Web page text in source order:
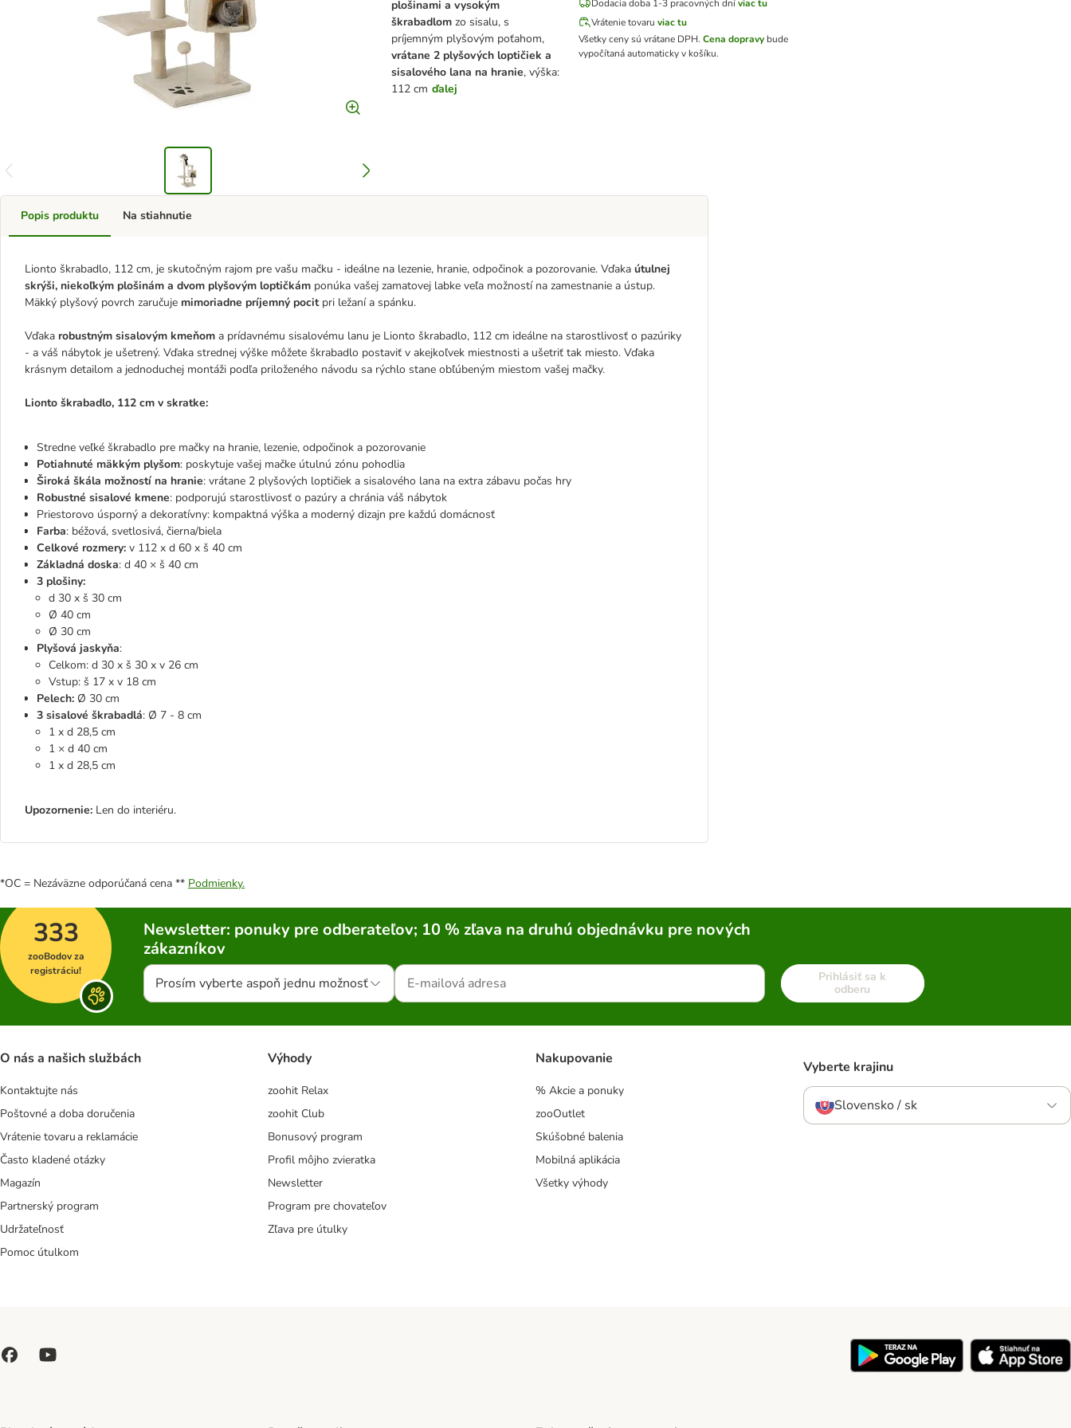
plošinami a vysokým
škrabadlom zo sisalu, s
príjemným plyšovým poťahom,
vrátane 2 plyšových loptičiek a
sisalového lana na hranie, výška:
112 cm ďalej
Dodacia doba 1-3 pracovných dní viac tu
Vrátenie tovaru viac tu
Všetky ceny sú vrátane DPH.Cena dopravy bude
vypočítaná automaticky v košíku.
Popis produktu
Lionto škrabadlo, 112 cm, je skutočným rajom pre vašu mačku - ideálne na lezenie, hranie, odpočinok a pozorovanie. Vďaka útulnej
skrýši, niekoľkým plošinám a dvom plyšovým loptičkám ponúka vašej zamatovej labke veľa možností na zamestnanie a ústup.
Mäkký plyšový povrch zaručuje mimoriadne príjemný pocit pri ležaní a spánku.
Vďaka robustným sisalovým kmeňom a prídavnému sisalovému lanu je Lionto škrabadlo, 112 cm ideálne na starostlivosť o pazúriky
- a váš nábytok je ušetrený. Vďaka strednej výške môžete škrabadlo postaviť v akejkoľvek miestnosti a ušetriť tak miesto. Vďaka
krásnym detailom a jednoduchej montáži podľa priloženého návodu sa rýchlo stane obľúbeným miestom vašej mačky.
Lionto škrabadlo, 112 cm v skratke:
Stredne veľké škrabadlo pre mačky na hranie, lezenie, odpočinok a pozorovanie
Potiahnuté mäkkým plyšom: poskytuje vašej mačke útulnú zónu pohodlia
Široká škála možností na hranie: vrátane 2 plyšových loptičiek a sisalového lana na extra zábavu počas hry
Robustné sisalové kmene: podporujú starostlivosť o pazúry a chránia váš nábytok
Priestorovo úsporný a dekoratívny: kompaktná výška a moderný dizajn pre každú domácnosť
Farba: béžová, svetlosivá, čierna/biela
Celkové rozmery: v 112 x d 60 x š 40 cm
Základná doska: d 40 × š 40 cm
3 plošiny:
d 30 x š 30 cm
Ø 40 cm
Ø 30 cm
Plyšová jaskyňa:
Celkom: d 30 x š 30 x v 26 cm
Vstup: š 17 x v 18 cm
Pelech: Ø 30 cm
3 sisalové škrabadlá: Ø 7 - 8 cm
1 x d 28,5 cm
1 × d 40 cm
1 x d 28,5 cm
Upozornenie: Len do interiéru.
Na stiahnutie
*OC = Nezáväzne odporúčaná cena ** Podmienky.
333
zooBodov za
registráciu!
Newsletter: ponuky pre odberateľov; 10 % zľava na druhú objednávku pre nových
zákazníkov
Prosím vyberte aspoň jednu možnosť
Prihlásiť sa k
odberu
O nás a našich službách
Kontaktujte nás
Poštovné a doba doručenia
Vrátenie tovaru a reklamácie
Často kladené otázky
Magazín
Partnerský program
Udržateľnosť
Pomoc útulkom
Výhody
zoohit Relax
zoohit Club
Bonusový program
Profil môjho zvieratka
Newsletter
Program pre chovateľov
Zľava pre útulky
Nakupovanie
% Akcie a ponuky
zooOutlet
Skúšobné balenia
Mobilná aplikácia
Všetky výhody
Vyberte krajinu
Slovensko / sk